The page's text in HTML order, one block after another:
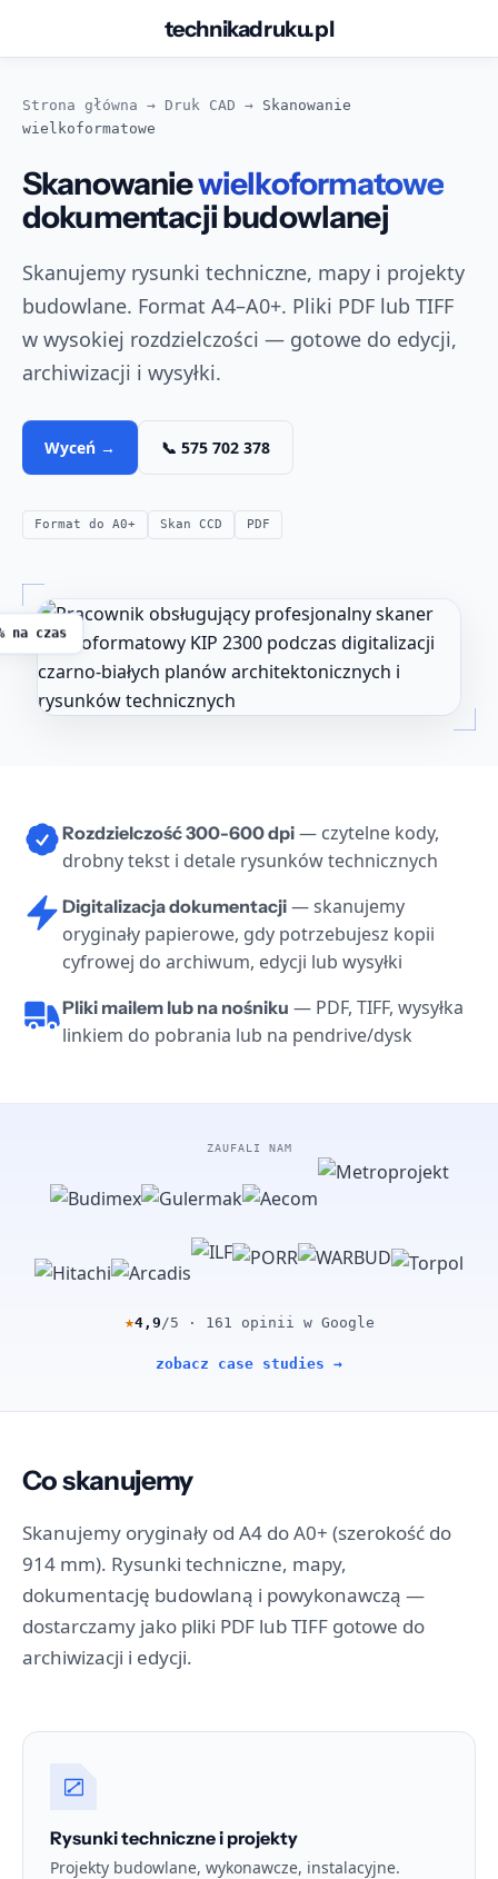
treści
Strona główna → Druk CAD → Skanowanie
wielkoformatowe
Skanowaniewielkoformatowe
dokumentacji budowlanej
Skanujemy rysunki techniczne, mapy i projekty
budowlane. Format A4–A0+. Pliki PDF lub TIFF
w wysokiej rozdzielczości — gotowe do edycji,
archiwizacji i wysyłki.
Wyceń → 📞 575 702 378
Format do A0+ Skan CCD PDF
na czas
Rozdzielczość 300-600 dpi — czytelne kody,
drobny tekst i detale rysunków technicznych
Digitalizacja dokumentacji — skanujemy
oryginały papierowe, gdy potrzebujesz kopii
cyfrowej do archiwum, edycji lub wysyłki
Pliki mailem lub na nośniku — PDF, TIFF, wysyłka
linkiem do pobrania lub na pendrive/dysk
ZAUFALI NAM
★4,9/5 · 161 opinii w Google
zobacz case studies →
Co skanujemy
Skanujemy oryginały od A4 do A0+ (szerokość do
914 mm). Rysunki techniczne, mapy,
dokumentację budowlaną i powykonawczą —
dostarczamy jako pliki PDF lub TIFF gotowe do
archiwizacji i edycji.
Rysunki techniczne i projekty
Projekty budowlane, wykonawcze, instalacyjne.
technikadruku.pl